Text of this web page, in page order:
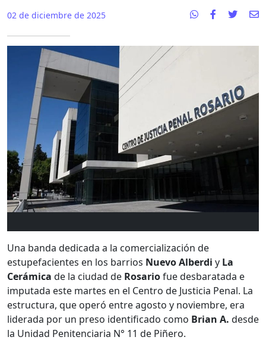
02 de diciembre de 2025
Una banda dedicada a la comercialización de
estupefacientes en los barrios Nuevo Alberdi y La
Cerámica de la ciudad de Rosariofue desbaratada e
imputada este martes en el Centro de Justicia Penal. La
estructura, que operó entre agosto y noviembre, era
liderada por un preso identificado como Brian A. desde
la Unidad Penitenciaria N° 11 de Piñero.